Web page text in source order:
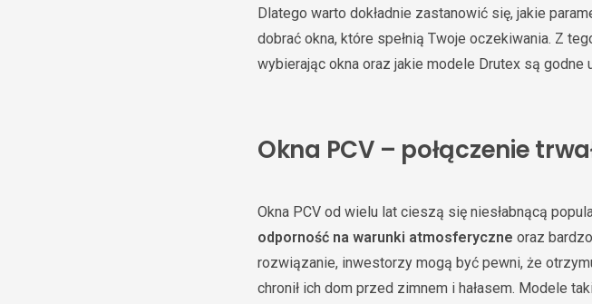
Dlatego warto dokładnie zastanowić się, jakie
dobrać okna, które spełnią Twoje oczekiwania. Z
wybierając okna oraz jakie modele Drutex są godne
Okna PCV – połączenie
Okna PCV od wielu lat cieszą się niesłabnącą
odporność na warunki atmosferyczne oraz
rozwiązanie, inwestorzy mogą być pewni, że
chronił ich dom przed zimnem i hałasem. Modele